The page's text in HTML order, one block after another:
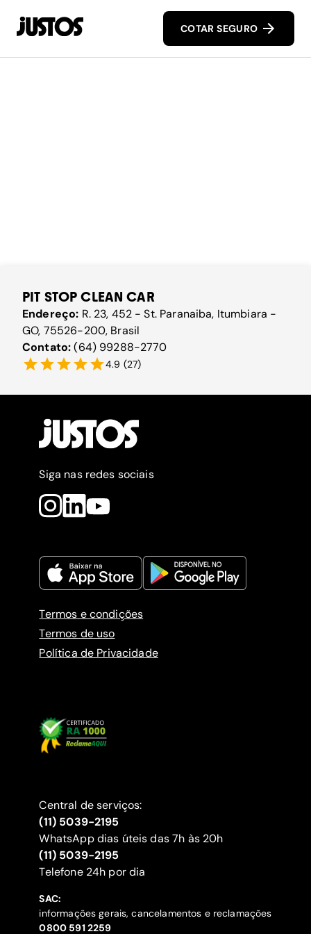
COTAR SEGURO
PIT STOP CLEAN CAR
Endereço: R. 23, 452 - St. Paranaiba, Itumbiara -
GO, 75526-200, Brasil
Contato:(64) 99288-2770
4.9 (27)
Siga nas redes sociais
Termos e condições
Termos de uso
Política de Privacidade
Central de serviços:
(11) 5039-2195
WhatsApp dias úteis das 7h às 20h
(11) 5039-2195
‍Telefone 24h por dia
SAC:
informações gerais, cancelamentos e reclamações
‍0800 591 2259